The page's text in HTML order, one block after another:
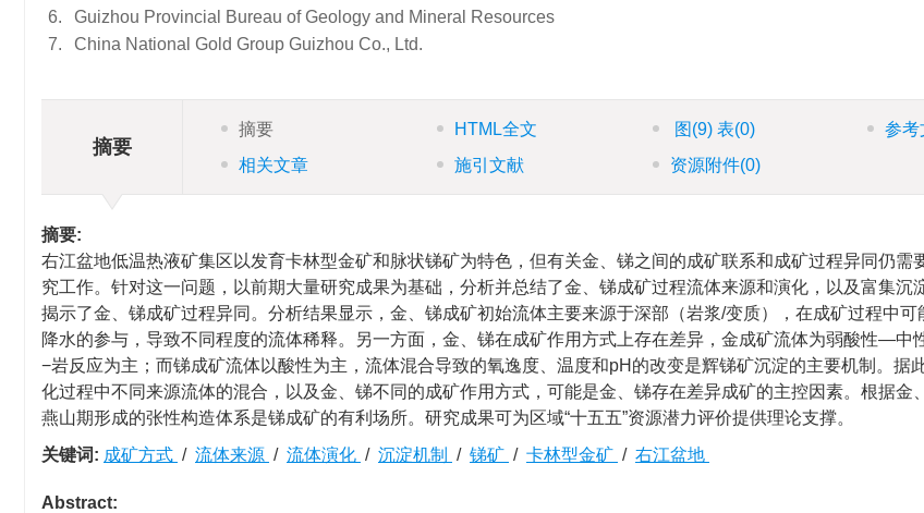
6.
Guizhou Provincial Bureau of Geology and Mineral Resources
7.
China National Gold Group Guizhou Co., Ltd.
摘要
摘要 HTML全文 图 (9)表(0) 参考
相关文章
施引文献 资源附件(0)
摘要:
右江盆地低温热液矿集区以发育卡林型金矿和脉状锑矿为特色，但有关金、锑之间的成矿联系和成矿过程异同仍需
究工作。针对这一问题，以前期大量研究成果为基础，分析并总结了金、锑成矿过程流体来源和演化，以及富集沉
揭示了金、锑成矿过程异同。分析结果显示，金、锑成矿初始流体主要来源于深部（岩浆/变质），在成矿过程中
降水的参与，导致不同程度的流体稀释。另一方面，金、锑在成矿作用方式上存在差异，金成矿流体为弱酸性—中
−岩反应为主；而锑成矿流体以酸性为主，流体混合导致的氧逸度、温度和pH的改变是辉锑矿沉淀的主要机制。据
化过程中不同来源流体的混合，以及金、锑不同的成矿作用方式，可能是金、锑存在差异成矿的主控因素。根据金
燕山期形成的张性构造体系是锑成矿的有利场所。研究成果可为区域“十五五”资源潜力评价提供理论支撑。
关键词: 成矿方式 / 流体来源 / 流体演化 / 沉淀机制 / 锑矿 / 卡林型金矿 / 右江盆地
Abstract: